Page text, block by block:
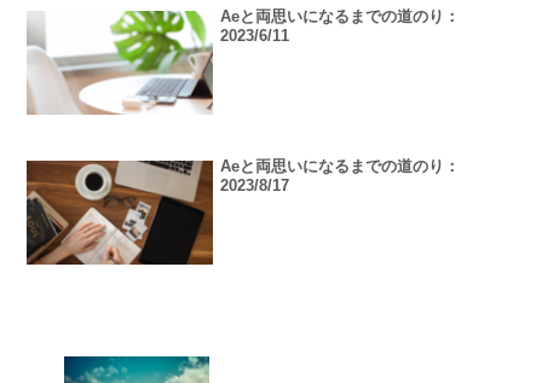
Aeと両思いになるまでの道のり：
2023/6/11
Aeと両思いになるまでの道のり：
2023/8/17